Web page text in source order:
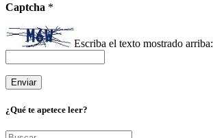
Captcha *
Escriba el texto mostrado arriba:
¿Qué te apetece leer?